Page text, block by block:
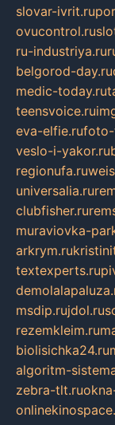
slovar-ivrit.ru
ovucontrol.ru
ru-industriya.ru
belgorod-day.ru
medic-today.ru
teensvoice.ru
eva-elfie.rufoto-
veslo-i-yakor.ru
regionufa.ru
universalia.ru
clubfisher.ru
muraviovka-
arkrym.ru
textexperts.ru
msdip.rujdol.ru
rezemkleim.ru
biolisichka24.ru
algoritm-
zebra-tlt.ru